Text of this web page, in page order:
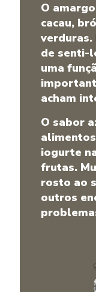
O
cacau,
verduras.
de senti-
uma
acham
O sabor
iogurte
frutas.
rosto ao
outros